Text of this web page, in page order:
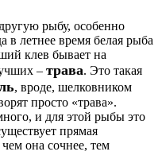
рыбу, особенно
в летнее время белая рыба
клев бывает на
– трава. Это такая
, вроде, шелковником
просто «трава».
и для этой рыбы это
прямая
она сочнее, тем